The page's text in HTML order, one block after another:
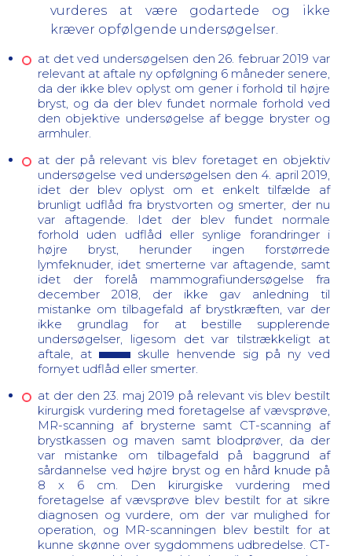
vurderes at være godartede og ikke
kræver opfølgende undersøgelser.
at det ved undersøgelsen den 26. februar 2019 var
relevant at aftale ny opfølgning 6 måneder senere,
da der ikke blev oplyst om gener i forhold til højre
bryst, og da der blev fundet normale forhold ved
den objektive undersøgelse af begge bryster og
armhuler.
at der på relevant vis blev foretaget en objektiv
undersøgelse ved undersøgelsen den 4. april 2019,
idet der blev oplyst om et enkelt tilfælde af
brunligt udflåd fra brystvorten og smerter, der nu
var aftagende. Idet der blev fundet normale
forhold uden udflåd eller synlige forandringer i
højre bryst, herunder ingen forstørrede
lymfeknuder, idet smerterne var aftagende, samt
idet der forelå mammografiundersøgelse fra
december 2018, der ikke gav anledning til
mistanke om tilbagefald af brystkræften, var der
ikke grundlag for at bestille supplerende
undersøgelser, ligesom det var tilstrækkeligt at
aftale, at
skulle henvende sig på ny ved
fornyet udflåd eller smerter.
at der den 23. maj 2019 på relevant vis blev bestilt
kirurgisk vurdering med foretagelse af vævsprøve,
MR-scanning af brysterne samt CT-scanning af
brystkassen og maven samt blodprøver, da der
var mistanke om tilbagefald på baggrund af
sårdannelse ved højre bryst og en hård knude på
8 x 6 cm. Den kirurgiske vurdering med
foretagelse af vævsprøve blev bestilt for at sikre
diagnosen og vurdere, om der var mulighed for
operation, og MR-scanningen blev bestilt for at
kunne skønne over sygdommens udbredelse. CT-